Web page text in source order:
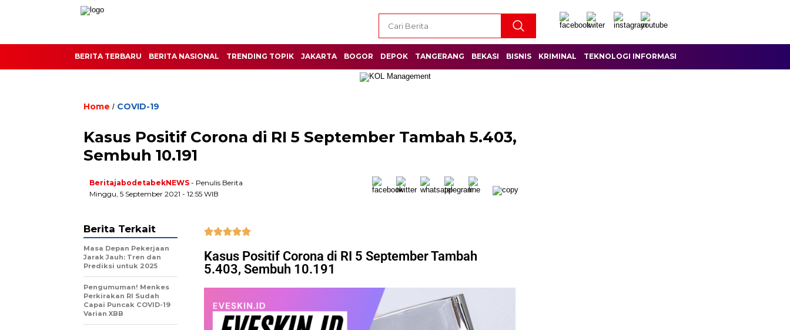
BERITA TERBARU BERITA NASIONAL TRENDING TOPIK JAKARTA BOGOR DEPOK TANGERANG BEKASI BISNIS KRIMINAL TEKNOLOGI INFORMASI
Home / COVID-19
Kasus Positif Corona di RI 5 September Tambah 5.403,
Sembuh 10.191
BeritajabodetabekNEWS - Penulis Berita
Minggu, 5 September 2021 - 12:55 WIB

Kasus Positif Corona di RI 5 September Tambah
5.403, Sembuh 10.191
Berita Terkait
Masa Depan Pekerjaan
Jarak Jauh: Tren dan
Prediksi untuk 2025
Pengumuman! Menkes
Perkirakan RI Sudah
Capai Puncak COVID-19
Varian XBB